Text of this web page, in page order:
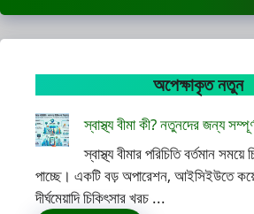
অপেক্ষাকৃত নতুন
স্বাস্থ্য বীমা কী? নতুনদের জন্য
স্বাস্থ্য বীমার পরিচিতি বর্তমান
পাচ্ছে। একটি বড় অপারেশন, আইসিইউতে
দীর্ঘমেয়াদি চিকিৎসার খরচ ...